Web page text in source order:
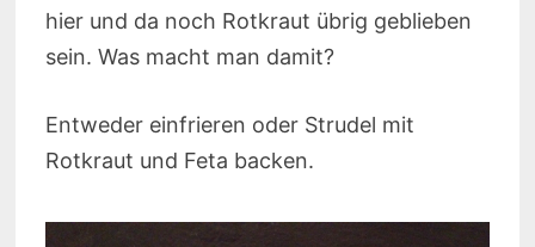
hier und da noch Rotkraut übrig geblieben
sein. Was macht man damit?
Entweder einfrieren oder Strudel mit
Rotkraut und Feta backen.